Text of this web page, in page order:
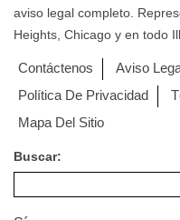
aviso legal completo.
Heights, Chicago y en todo
Contáctenos Aviso
Política De Privacidad
Mapa Del Sitio
Buscar: